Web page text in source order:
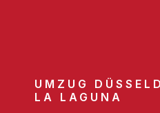
UMZUG
LA LAGUNA